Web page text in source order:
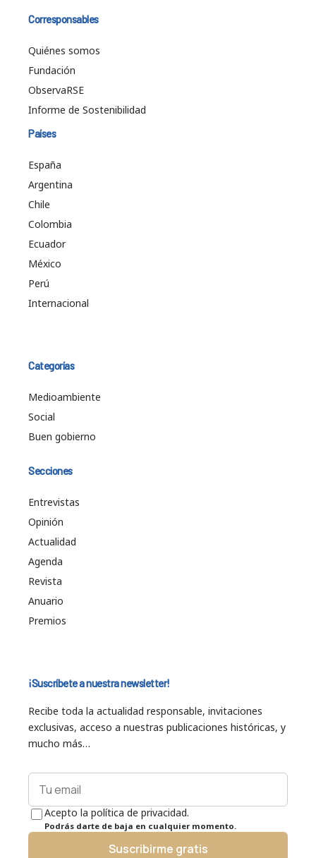
Corresponsables
Quiénes somos
Fundación
ObservaRSE
Informe de Sostenibilidad
Países
España
Argentina
Chile
Colombia
Ecuador
México
Perú
Internacional
Categorías
Medioambiente
Social
Buen gobierno
Secciones
Entrevistas
Opinión
Actualidad
Agenda
Revista
Anuario
Premios
¡Suscríbete a nuestra newsletter!
Recibe toda la actualidad responsable, invitaciones
exclusivas, acceso a nuestras publicaciones históricas, y
mucho más…
Acepto la política de privacidad.
Podrás darte de baja en cualquier momento.
Suscribirme gratis